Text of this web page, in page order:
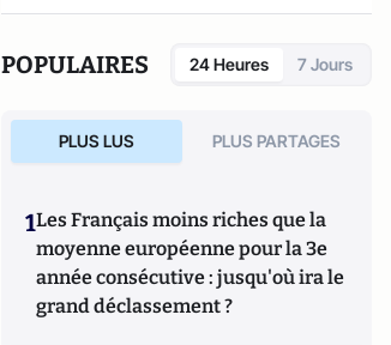
POPULAIRES 24 Heures 7 Jours
PLUS LUS PLUS PARTAGES
1Les Français moins riches que la
moyenne européenne pour la 3e
année consécutive : jusqu'où ira le
grand déclassement ?